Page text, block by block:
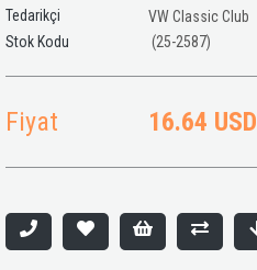
Tedarikçi
VW Classic Club
(25-2587)
Fiyat 16.64 USD